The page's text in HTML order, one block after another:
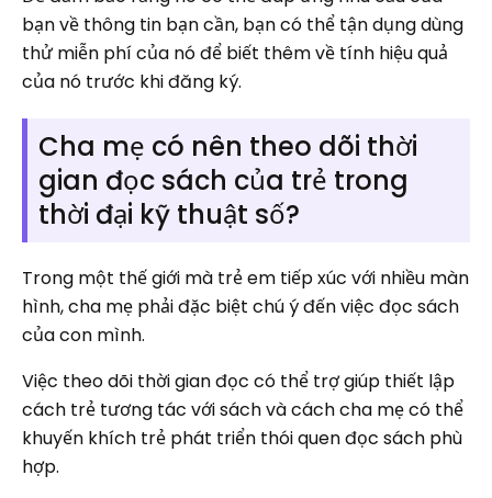
bạn về thông tin bạn cần, bạn có thể tận dụng dùng
thử miễn phí của nó để biết thêm về tính hiệu quả
của nó trước khi đăng ký.
Cha mẹ có nên theo dõi thời
gian đọc sách của trẻ trong
thời đại kỹ thuật số?
Trong một thế giới mà trẻ em tiếp xúc với nhiều màn
hình, cha mẹ phải đặc biệt chú ý đến việc đọc sách
của con mình.
Việc theo dõi thời gian đọc có thể trợ giúp thiết lập
cách trẻ tương tác với sách và cách cha mẹ có thể
khuyến khích trẻ phát triển thói quen đọc sách phù
hợp.